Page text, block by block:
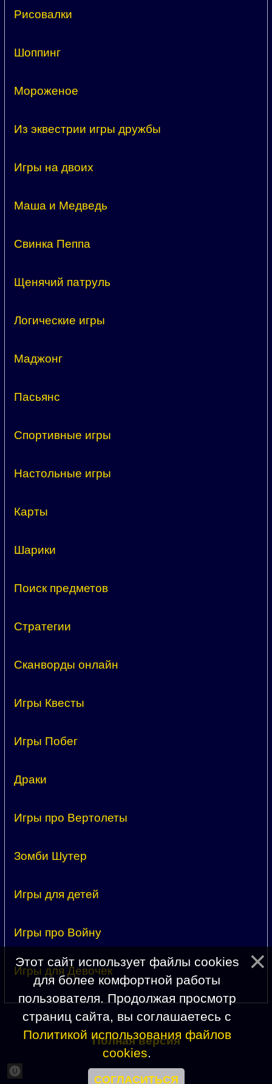
Рисовалки
Шоппинг
Мороженое
Из эквестрии игры дружбы
Игры на двоих
Маша и Медведь
Свинка Пеппа
Щенячий патруль
Логические игры
Маджонг
Пасьянс
Спортивные игры
Настольные игры
Карты
Шарики
Поиск предметов
Стратегии
Сканворды онлайн
Игры Квесты
Игры Побег
Драки
Игры про Вертолеты
Зомби Шутер
Игры для детей
Игры про Войну
Игры для Девочек
Полная версия
Этот сайт использует файлы cookies
для более комфортной работы
пользователя. Продолжая просмотр
страниц сайта, вы соглашаетесь с
Политикой использования файлов
cookies.
СОГЛАСИТЬСЯ